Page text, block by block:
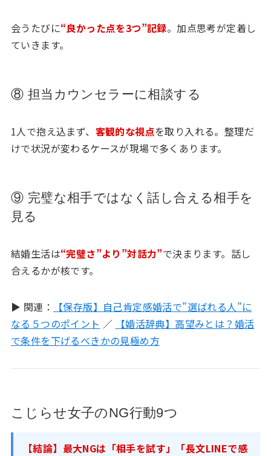
会うたびに“良かった点を3つ”記録。加点思考が定着し
ていきます。
⑧ 担当カウンセラーに相談する
1人で抱え込まず、 客観的な視点を取り入れる。整理だ
けで状況が変わるケースが現場で多くあります。
⑨ 完璧な相手ではなく話し合える相手を
見る
結婚生活は“完璧さ”より”対話力”で決まります。話し
合えるかが核です。
▶ 関連：
【保存版】自己肯定感婚活で”選ばれる人”に
なる５つのポイント ／
【婚活辞典】高望みとは？婚活
で条件を下げるべきかの見極め方
こじらせ女子のNG行動9つ
【結論】最大NGは「相手を試す」「長文LINEで感